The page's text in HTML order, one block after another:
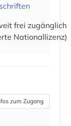
frei zugänglich
Nationallizenz)
zum Zugang